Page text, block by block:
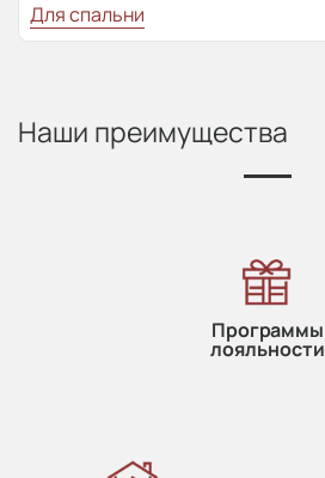
Для спальни
Наши преимущества
Программы
лояльности